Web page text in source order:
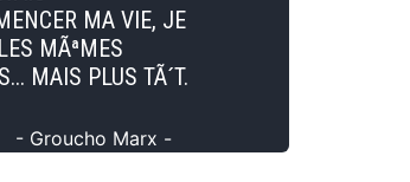
MA VIE, JE
MÃªMES
MAIS PLUS TÃ´T.
- Groucho Marx -